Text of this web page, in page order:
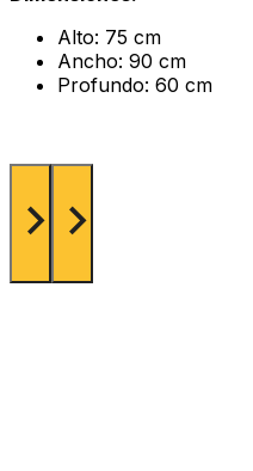
Alto: 75 cm
Ancho: 90 cm
Profundo: 60 cm